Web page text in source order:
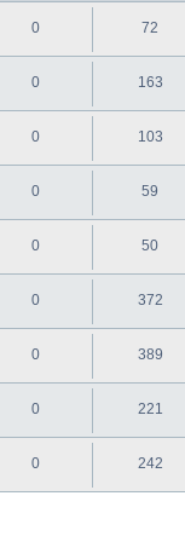
0 72
0 163
0 103
0 59
0 50
0 372
0 389
0 221
0 242